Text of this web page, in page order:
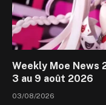
Weekly Moe News
3 au 9 août 2026
03/08/2026